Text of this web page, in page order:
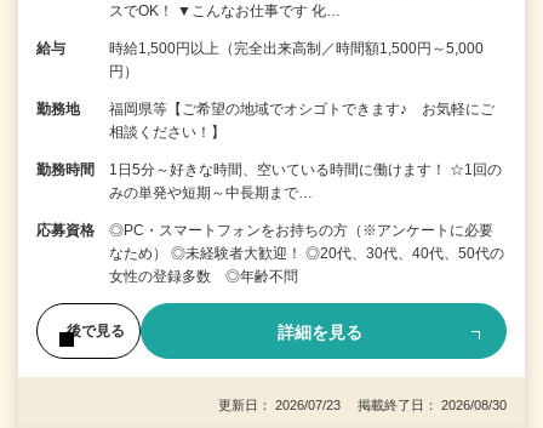
スでOK！ ▼こんなお仕事です 化…
給与
時給1,500円以上（完全出来高制／時間額1,500円～5,000
円）
勤務地
福岡県等【ご希望の地域でオシゴトできます♪ お気軽にご
相談ください！】
勤務時間
1日5分～好きな時間、空いている時間に働けます！ ☆1回の
みの単発や短期～中長期まで…
応募資格
◎PC・スマートフォンをお持ちの方（※アンケートに必要
なため） ◎未経験者大歓迎！ ◎20代、30代、40代、50代の
女性の登録多数 ◎年齢不問
後で見る 詳細を見る
更新日： 2026/07/23 掲載終了日： 2026/08/30